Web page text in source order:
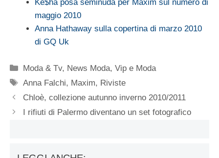
Ke$ha posa seminuda per Maxim sul numero di
maggio 2010
Anna Hathaway sulla copertina di marzo 2010
di GQ Uk
Categorie
Moda & Tv, News Moda,Vip e Moda
Tag
Anna Falchi, Maxim, Riviste
Chloè, collezione autunno inverno 2010/2011
I rifiuti di Palermo diventano un set fotografico